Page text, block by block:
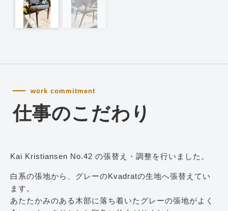
work commitment
仕事のこだわり
Kai Kristiansen No.42 の張替え・調整を行いました。
白系の張地から、グレーのKvadratの生地へ張替えてい
ます。
あたたかみのある木部に落ち着いたグレーの張地がよく